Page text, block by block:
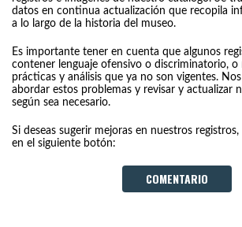
datos en continua actualización que recopila
a lo largo de la historia del museo.
Es importante tener en cuenta que algunos
contener lenguaje ofensivo o discriminatorio, o
prácticas y análisis que ya no son vigentes.
abordar estos problemas y revisar y actualizar
según sea necesario.
Si deseas sugerir mejoras en nuestros
en el siguiente botón:
COMENTARIO